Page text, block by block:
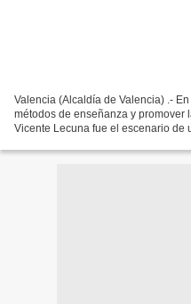
Valencia (Alcaldía de Valencia) .-
métodos de enseñanza y promover
Vicente Lecuna fue el escenario de